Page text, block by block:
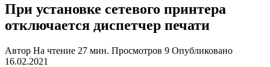
При установке сетевого принтера
отключается диспетчер печати
Автор На чтение 27 мин. Просмотров 9 Опубликовано
16.02.2021